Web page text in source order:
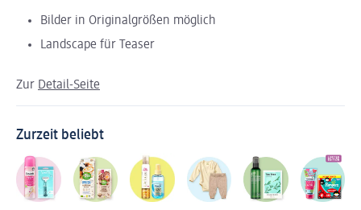
Bilder in Originalgrößen möglich
Landscape für Teaser
Zur Detail-Seite
Zurzeit beliebt